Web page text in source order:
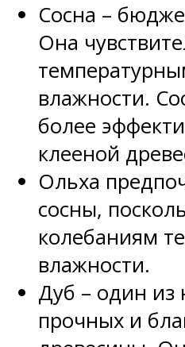
Сосна –
Она
влажности.
более
клееной
Ольха
сосны,
колебаниям
влажности.
Дуб – один из
прочных и